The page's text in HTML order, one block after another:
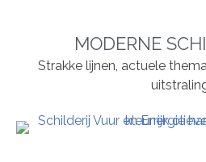
MODERNE
Strakke lijnen, actuele